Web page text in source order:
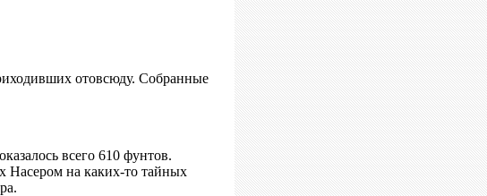
отовсюду. Собранные
всего 610 фунтов.
Насером на каких-то тайных